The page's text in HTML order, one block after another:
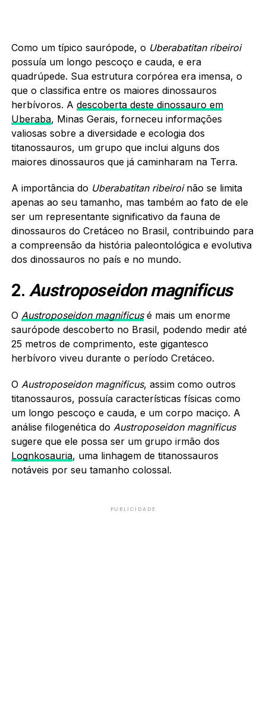
Como um típico saurópode, o Uberabatitan ribeiroi
possuía um longo pescoço e cauda, e era
quadrúpede. Sua estrutura corpórea era imensa, o
que o classifica entre os maiores dinossauros
herbívoros. A descoberta deste dinossauro em
Uberaba, Minas Gerais, forneceu informações
valiosas sobre a diversidade e ecologia dos
titanossauros, um grupo que inclui alguns dos
maiores dinossauros que já caminharam na Terra.
A importância do Uberabatitan ribeiroinão se limita
apenas ao seu tamanho, mas também ao fato de ele
ser um representante significativo da fauna de
dinossauros do Cretáceo no Brasil, contribuindo para
a compreensão da história paleontológica e evolutiva
dos dinossauros no país e no mundo.
2. Austroposeidon magnificus
O Austroposeidon magnificusé mais um enorme
saurópode descoberto no Brasil, podendo medir até
25 metros de comprimento, este gigantesco
herbívoro viveu durante o período Cretáceo.
O Austroposeidon magnificus, assim como outros
titanossauros, possuía características físicas como
um longo pescoço e cauda, e um corpo maciço. A
análise filogenética do Austroposeidon magnificus
sugere que ele possa ser um grupo irmão dos
Lognkosauria, uma linhagem de titanossauros
notáveis por seu tamanho colossal.
PUBLICIDADE